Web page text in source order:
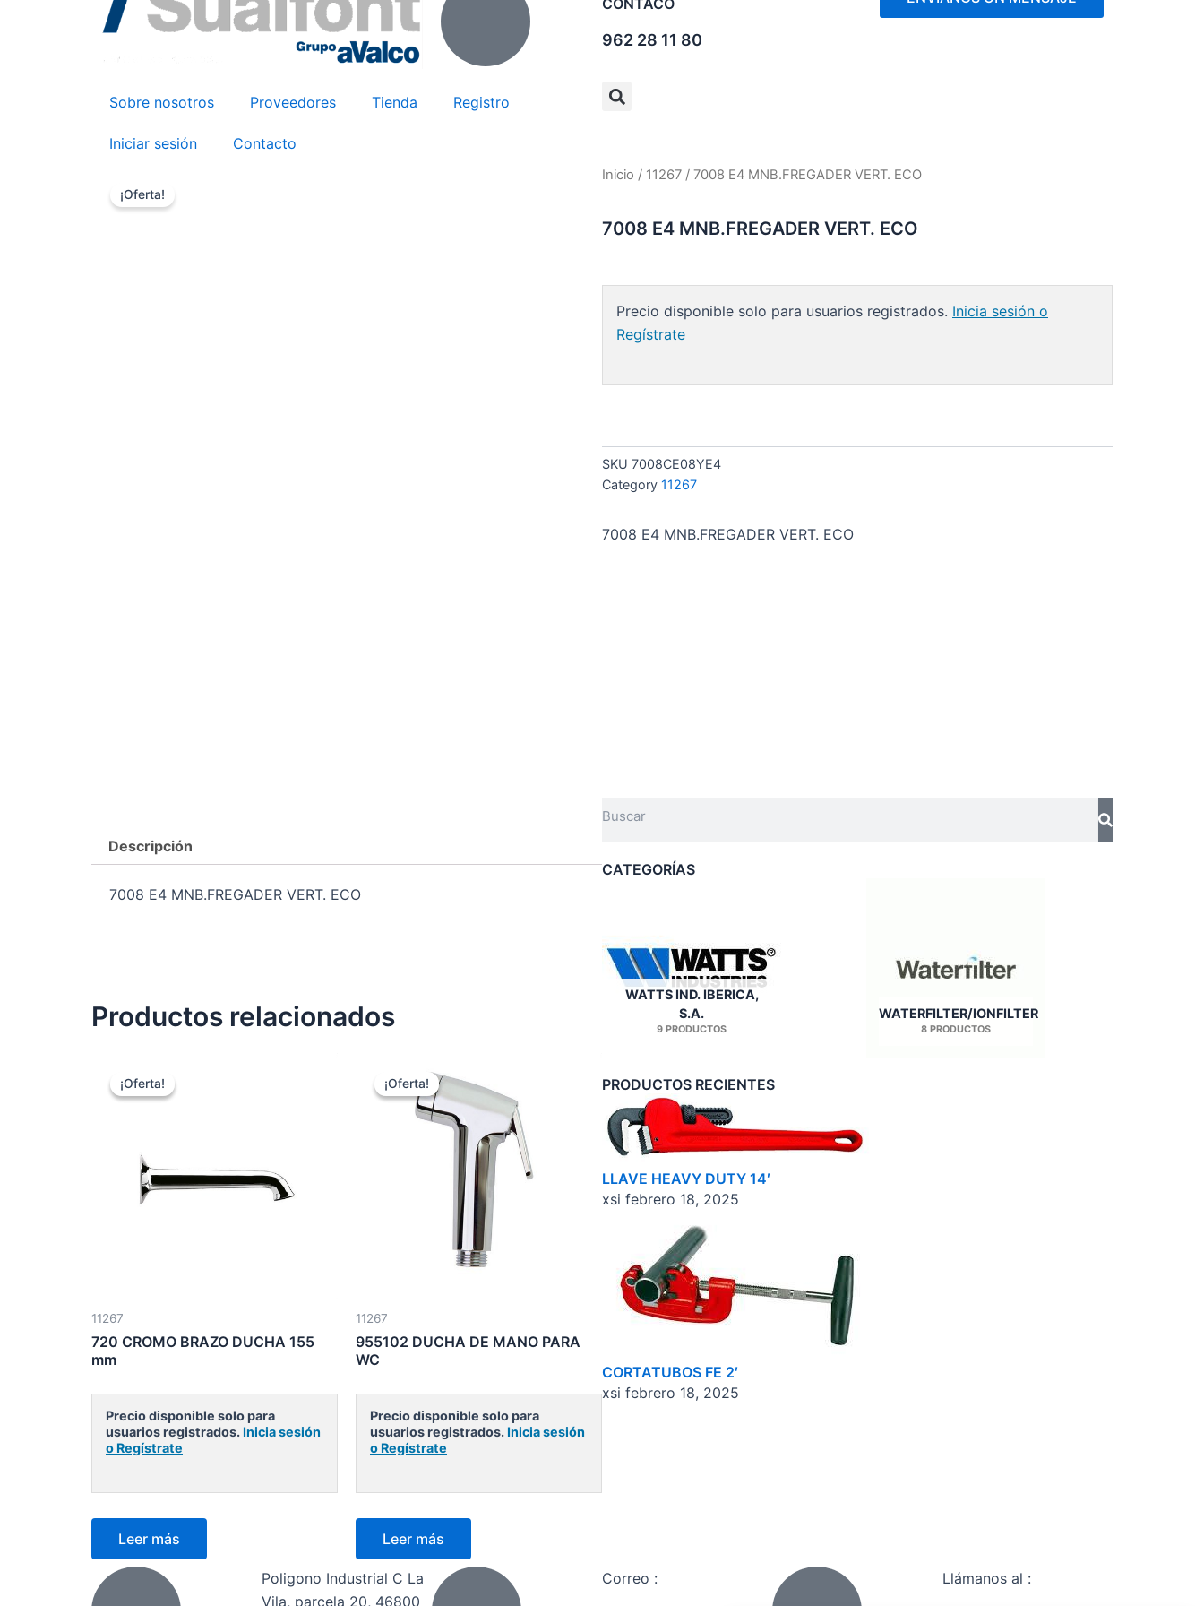
CONTACO
962 28 11 80
Sobre nosotros Proveedores Tienda Registro
Iniciar sesión Contacto
¡Oferta!
Inicio / 11267 / 7008 E4 MNB.FREGADER VERT. ECO
7008 E4 MNB.FREGADER VERT. ECO
Precio disponible solo para usuarios registrados. Inicia sesión o
Regístrate
SKU 7008CE08YE4
Category 11267
7008 E4 MNB.FREGADER VERT. ECO
Descripción
7008 E4 MNB.FREGADER VERT. ECO
Productos relacionados
¡Oferta!
¡Oferta!
11267
720 CROMO BRAZO DUCHA 155
mm
Precio disponible solo para
usuarios registrados. Inicia sesión
o Regístrate
Leer más
¡Oferta!
¡Oferta!
11267
955102 DUCHA DE MANO PARA
WC
Precio disponible solo para
usuarios registrados. Inicia sesión
o Regístrate
Leer más
CATEGORÍAS
WATTS IND. IBERICA,
S.A.
9 PRODUCTOS
WATERFILTER/IONFILTER
8 PRODUCTOS
PRODUCTOS RECIENTES
LLAVE HEAVY DUTY 14′
xsi febrero 18, 2025
CORTATUBOS FE 2′
xsi febrero 18, 2025
Poligono Industrial C La
Vila, parcela 20, 46800
Correo : Llámanos al :